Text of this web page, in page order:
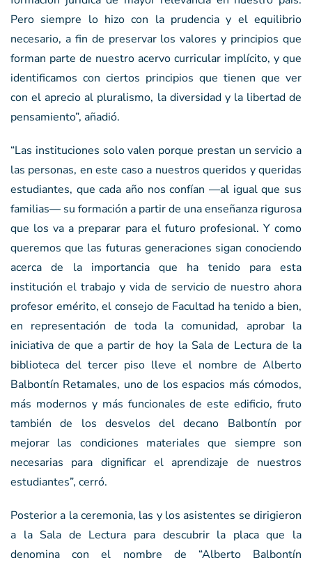
Pero siempre lo hizo con la prudencia y el equilibrio
necesario, a fin de preservar los valores y principios que
forman parte de nuestro acervo curricular implícito, y que
identificamos con ciertos principios que tienen que ver
con el aprecio al pluralismo, la diversidad y la libertad de
pensamiento”, añadió.
“Las instituciones solo valen porque prestan un servicio a
las personas, en este caso a nuestros queridos y queridas
estudiantes, que cada año nos confían —al igual que sus
familias— su formación a partir de una enseñanza rigurosa
que los va a preparar para el futuro profesional. Y como
queremos que las futuras generaciones sigan conociendo
acerca de la importancia que ha tenido para esta
institución el trabajo y vida de servicio de nuestro ahora
profesor emérito, el consejo de Facultad ha tenido a bien,
en representación de toda la comunidad, aprobar la
iniciativa de que a partir de hoy la Sala de Lectura de la
biblioteca del tercer piso lleve el nombre de Alberto
Balbontín Retamales, uno de los espacios más cómodos,
más modernos y más funcionales de este edificio, fruto
también de los desvelos del decano Balbontín por
mejorar las condiciones materiales que siempre son
necesarias para dignificar el aprendizaje de nuestros
estudiantes”, cerró.
Posterior a la ceremonia, las y los asistentes se dirigieron
a la Sala de Lectura para descubrir la placa que la
denomina con el nombre de “Alberto Balbontín